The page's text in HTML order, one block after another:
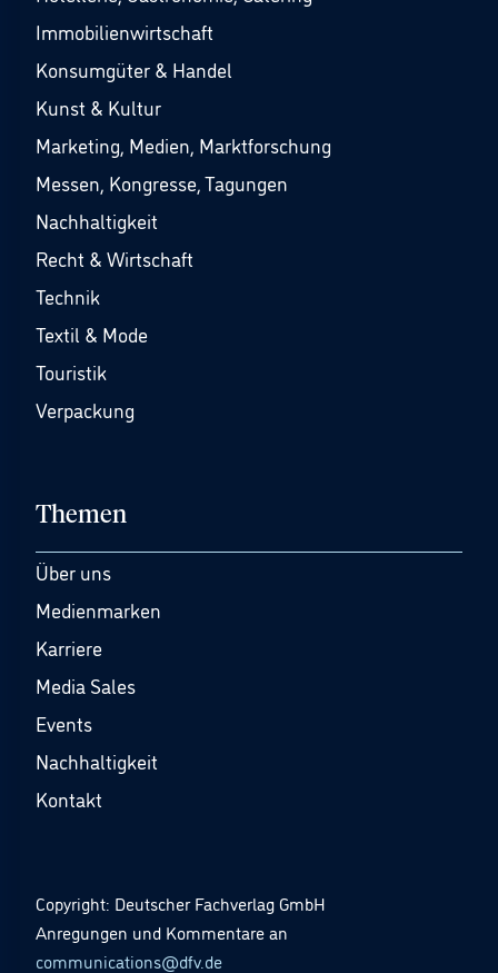
Immobilienwirtschaft
Konsumgüter & Handel
Kunst & Kultur
Marketing, Medien, Marktforschung
Messen, Kongresse, Tagungen
Nachhaltigkeit
Recht & Wirtschaft
Technik
Textil & Mode
Touristik
Verpackung
Themen
Über uns
Medienmarken
Karriere
Media Sales
Events
Nachhaltigkeit
Kontakt
Copyright: Deutscher Fachverlag GmbH
Anregungen und Kommentare an
communications@dfv.de